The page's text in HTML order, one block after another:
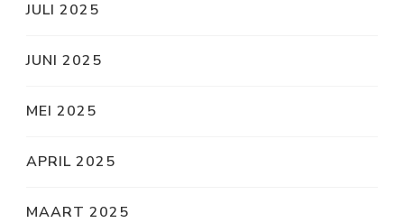
JULI 2025
JUNI 2025
MEI 2025
APRIL 2025
MAART 2025